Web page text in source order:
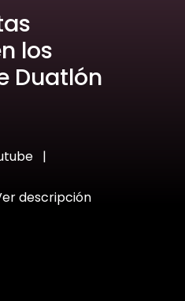
los
Duatlón
|
descripción